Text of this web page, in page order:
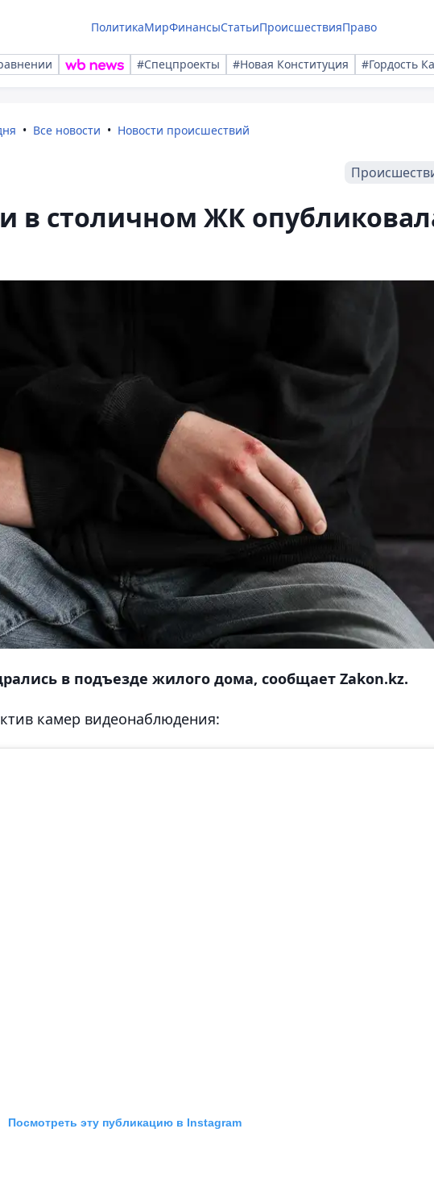
ПолитикаМирФинансыСтатьиПроисшествияПраво
#Спецпроекты #Новая Конституция #Гордость
Все новости Новости происшествий
в столичном ЖК
в подъезде жилого дома, сообщает Zakon.kz.
камер видеонаблюдения:
Посмотреть эту публикацию в Instagram